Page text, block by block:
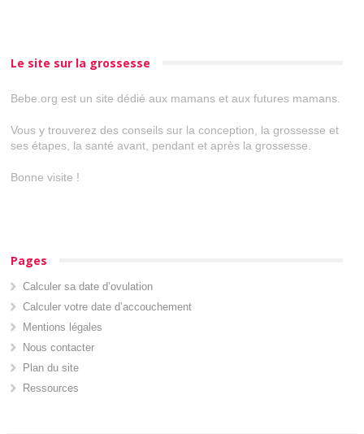
Le site sur la grossesse
Bebe.org est un site dédié aux mamans et aux futures mamans.
Vous y trouverez des conseils sur la conception, la grossesse et
ses étapes, la santé avant, pendant et après la grossesse.
Bonne visite !
Pages
Calculer sa date d’ovulation
Calculer votre date d’accouchement
Mentions légales
Nous contacter
Plan du site
Ressources